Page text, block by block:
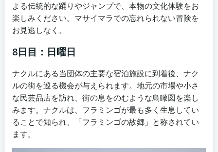
よる伝統的な踊りやジャンプで、本物の文化体験をお
楽しみください。マサイマラでの忘れられない冒険を
お見逃しなく。
8日目：日曜日
ナクルにある当団体の主要な宿泊施設に到着後、ナク
ルの街を巡る機会が与えられます。地元の市場や小さ
な民芸品店を訪れ、街の息をのむような鳥瞰図を楽し
みます。ナクルは、フラミンゴが最も多く生息してい
ることで知られ、「フラミンゴの故郷」と称されてい
ます。